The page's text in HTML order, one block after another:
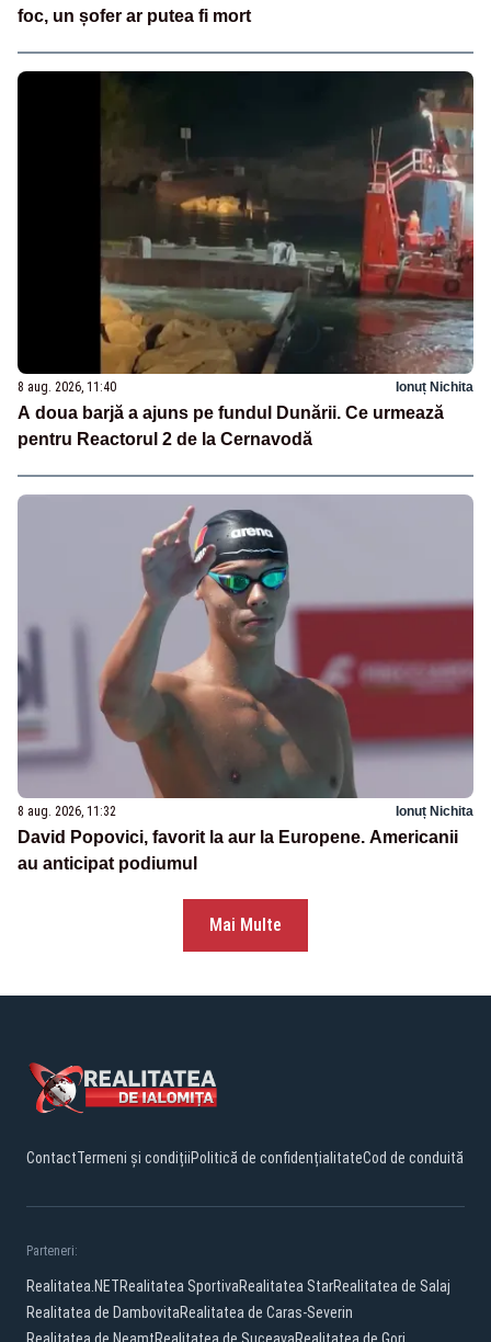
foc, un șofer ar putea fi mort
8 aug. 2026, 11:40 Ionuț Nichita
A doua barjă a ajuns pe fundul Dunării. Ce urmează
pentru Reactorul 2 de la Cernavodă
8 aug. 2026, 11:32 Ionuț Nichita
David Popovici, favorit la aur la Europene. Americanii
au anticipat podiumul
Mai Multe
ContactTermeni și condițiiPolitică de confidențialitateCod de conduită
Parteneri:
Realitatea.NETRealitatea SportivaRealitatea StarRealitatea de Salaj
Realitatea de DambovitaRealitatea de Caras-Severin